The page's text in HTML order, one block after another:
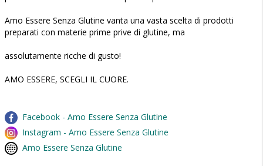
Amo Essere Senza Glutine vanta una vasta scelta di prodotti
preparati con materie prime prive di glutine, ma
assolutamente ricche di gusto!
AMO ESSERE, SCEGLI IL CUORE.
Facebook - Amo Essere Senza Glutine
Instagram - Amo Essere Senza Glutine
Amo Essere Senza Glutine